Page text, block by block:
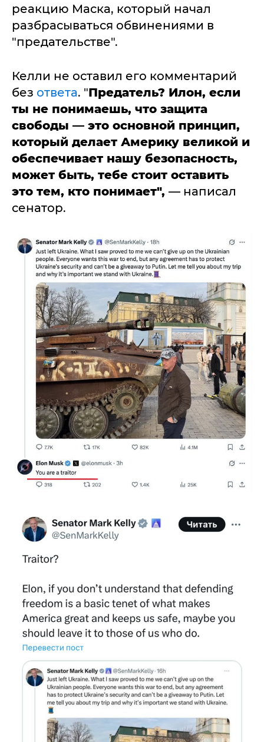
реакцию Маска, который начал
разбрасываться обвинениями в
"предательстве".
Келли не оставил его комментарий
без ответа. "Предатель? Илон, если
ты не понимаешь, что защита
свободы — это основной принцип,
который делает Америку великой и
обеспечивает нашу безопасность,
может быть, тебе стоит оставить
это тем, кто понимает", — написал
сенатор.